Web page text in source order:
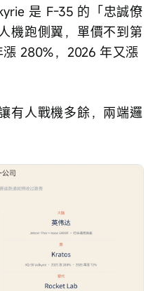
是 F-35 的「忠誠僚
機跑側翼，單價不到第
280%，2026 年又漲
有人戰機多餘，兩端邏